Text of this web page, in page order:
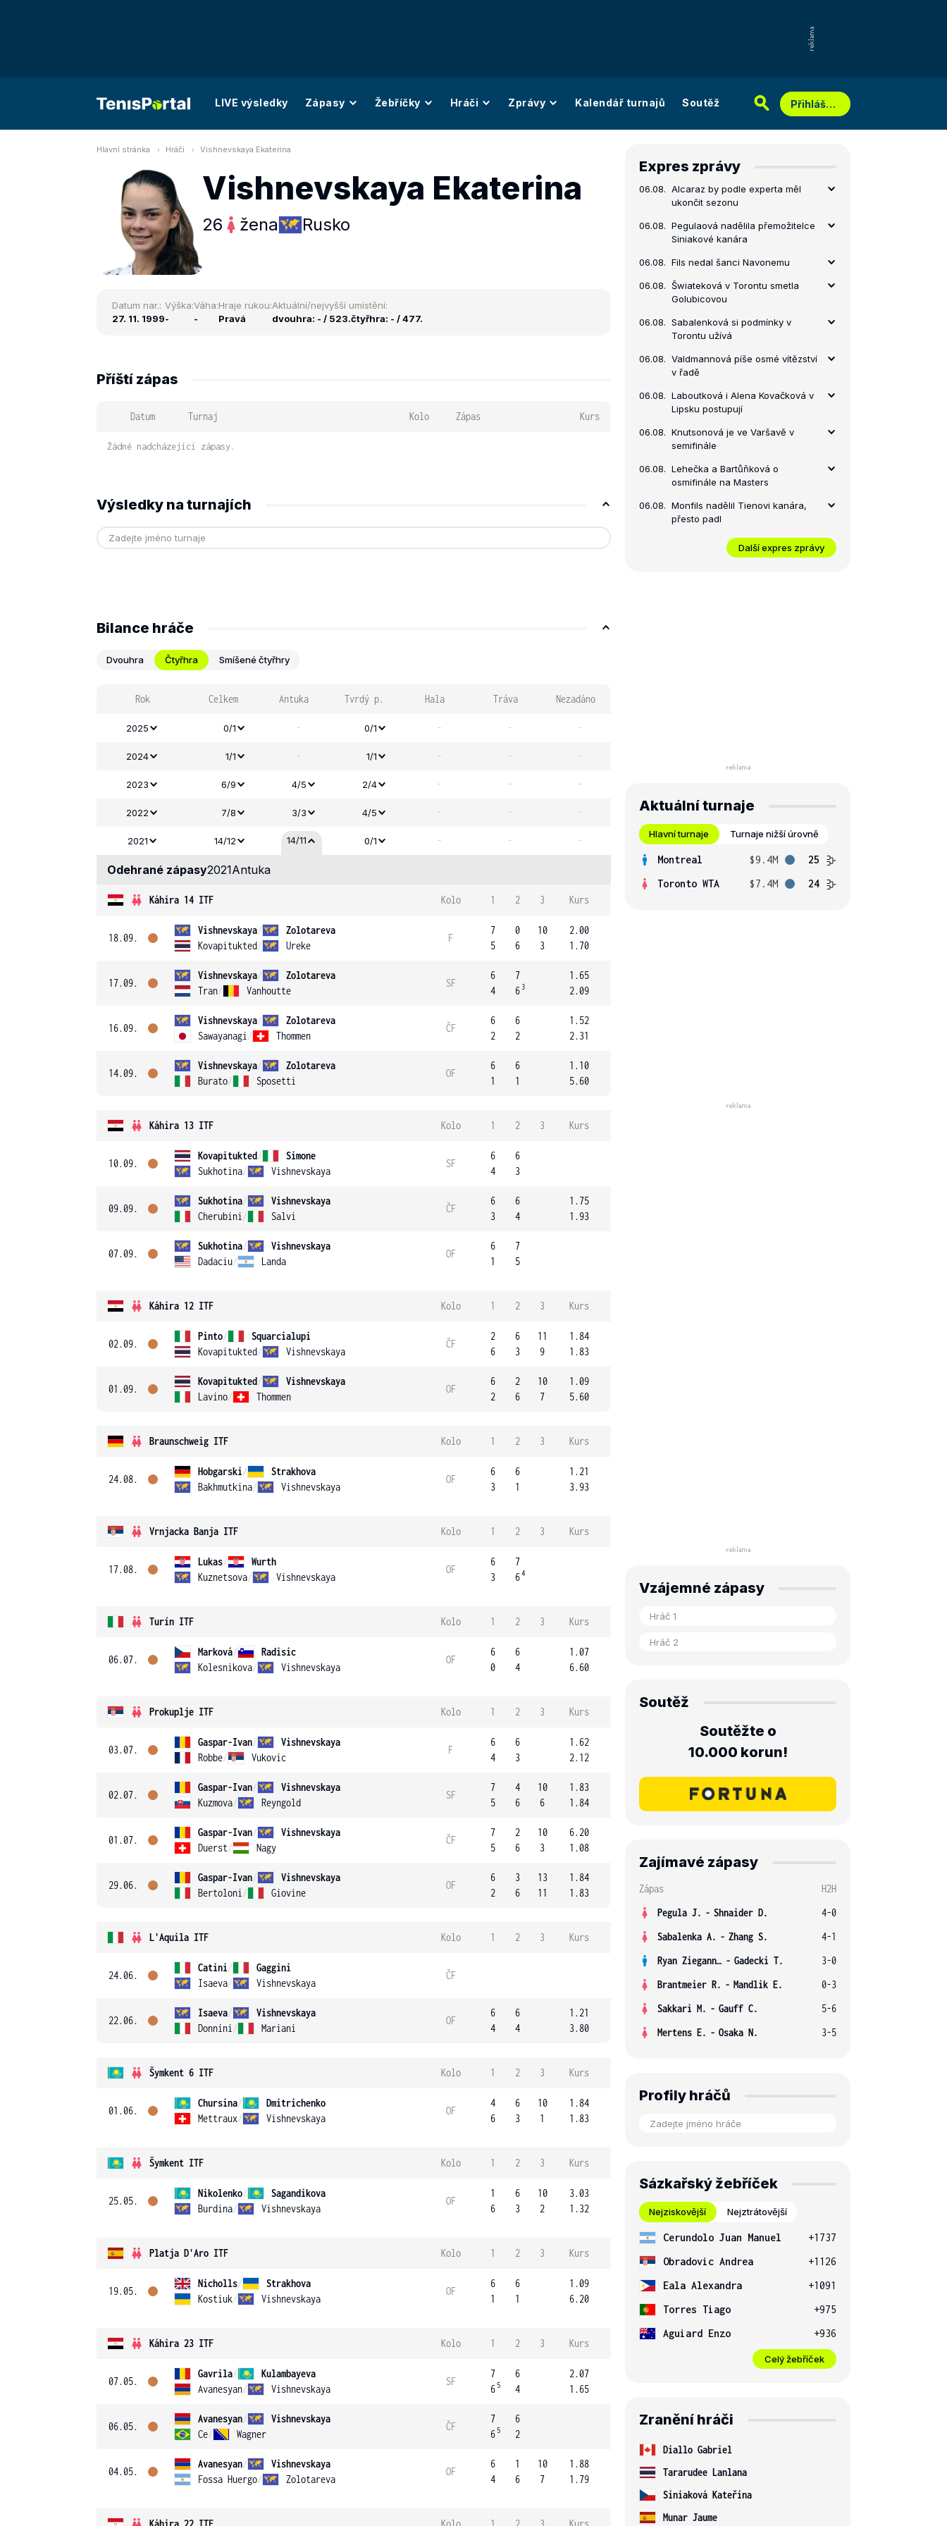
LIVE výsledky Zápasy Žebříčky Hráči Zprávy Kalendář turnajů Soutěž Přihlášení
Hlavní stránka Hráči Vishnevskaya Ekaterina
Vishnevskaya Ekaterina
26 žena Rusko
Datum nar.:
27. 11. 1999
Výška:
-
Váha:
-
Hraje rukou:
Pravá
Aktuální/nejvyšší umístění:
dvouhra: - / 523.čtyřhra: - / 477.
Příští zápas
Datum Turnaj Kolo Zápas Kurs
Žádné nadcházející zápasy.
Výsledky na turnajích
Bilance hráče
Dvouhra Čtyřhra Smíšené čtyřhry
Rok Celkem Antuka Tvrdý p. Hala Tráva Nezadáno
2025 0/1 - 0/1 - - -
2024 1/1 - 1/1 - - -
2023 6/9 4/5 2/4 - - -
2022 7/8 3/3 4/5 - - -
2021 14/12 14/11 0/1 - - -
Odehrané zápasy2021Antuka
Káhira 14 ITF Kolo 1 2 3 Kurs
18.09.
Vishnevskaya/
Zolotareva
Kovapitukted/ Ureke
F
7
5
0
6
10
3
2.00
1.70
17.09.
Vishnevskaya/
Zolotareva
Tran/ Vanhoutte
SF
6
4
7
6 3
1.65
2.09
16.09.
Vishnevskaya/
Zolotareva
Sawayanagi / Thommen
ČF
6
2
6
2
1.52
2.31
14.09.
Vishnevskaya/
Zolotareva
Burato/ Sposetti
OF
6
1
6
1
1.10
5.60
Káhira 13 ITF Kolo 1 2 3 Kurs
10.09.
Kovapitukted/
Simone
Sukhotina/ Vishnevskaya
SF
6
4
6
3
09.09.
Sukhotina/
Vishnevskaya
Cherubini / Salvi
ČF
6
3
6
4
1.75
1.93
07.09.
Sukhotina/
Vishnevskaya
Dadaciu/ Landa
OF
6
1
7
5
Káhira 12 ITF Kolo 1 2 3 Kurs
02.09.
Pinto/
Squarcialupi
Kovapitukted/ Vishnevskaya
ČF
2
6
6
3
11
9
1.84
1.83
01.09.
Kovapitukted/
Vishnevskaya
Lavino/ Thommen
OF
6
2
2
6
10
7
1.09
5.60
Braunschweig ITF Kolo 1 2 3 Kurs
24.08.
Hobgarski/
Strakhova
Bakhmutkina/ Vishnevskaya
OF
6
3
6
1
1.21
3.93
Vrnjacka Banja ITF Kolo 1 2 3 Kurs
17.08.
Lukas/
Wurth
Kuznetsova/ Vishnevskaya
OF
6
3
7
64
Turín ITF Kolo 1 2 3 Kurs
06.07.
Marková/
Radisic
Kolesnikova/ Vishnevskaya
OF
6
0
6
4
1.07
6.60
Prokuplje ITF Kolo 1 2 3 Kurs
03.07.
Gaspar-Ivan/
Vishnevskaya
Robbe/ Vukovic
F
6
4
6
3
1.62
2.12
02.07.
Gaspar-Ivan/
Vishnevskaya
Kuzmova/ Reyngold
SF
7
5
4
6
10
6
1.83
1.84
01.07.
Gaspar-Ivan/
Vishnevskaya
Duerst/ Nagy
ČF
7
5
2
6
10
3
6.20
1.08
29.06.
Gaspar-Ivan/
Vishnevskaya
Bertoloni / Giovine
OF
6
2
3
6
13
11
1.84
1.83
L'Aquila ITF Kolo 1 2 3 Kurs
24.06.
Catini/
Gaggini
Isaeva/ Vishnevskaya
ČF
22.06.
Isaeva/
Vishnevskaya
Donnini / Mariani
OF
6
4
6
4
1.21
3.80
Šymkent 6 ITF Kolo 1 2 3 Kurs
01.06.
Chursina/
Dmitrichenko
Mettraux/ Vishnevskaya
OF
4
6
6
3
10
1
1.84
1.83
Šymkent ITF Kolo 1 2 3 Kurs
25.05.
Nikolenko/
Sagandikova
Burdina/ Vishnevskaya
OF
1
6
6
3
10
2
3.03
1.32
Platja D'Aro ITF Kolo 1 2 3 Kurs
19.05.
Nicholls/
Strakhova
Kostiuk/ Vishnevskaya
OF
6
1
6
1
1.09
6.20
Káhira 23 ITF Kolo 1 2 3 Kurs
07.05.
Gavrila/
Kulambayeva
Avanesyan/ Vishnevskaya
SF
7
6 5
6
4
2.07
1.65
06.05.
Avanesyan/
Vishnevskaya
Ce/ Wagner
ČF
7
6 5
6
2
04.05.
Avanesyan/
Vishnevskaya
Fossa Huergo/ Zolotareva
OF
6
4
1
6
10
7
1.88
1.79
Káhira 22 ITF Kolo 1 2 3 Kurs
Expres zprávy
06.08. Alcaraz by podle experta měl
ukončit sezonu
06.08. Pegulaová nadělila přemožitelce
Siniakové kanára
06.08. Fils nedal šanci Navonemu
06.08. Šwiateková v Torontu smetla
Golubicovou
06.08. Sabalenková si podmínky v
Torontu užívá
06.08. Valdmannová píše osmé vítězství
v řadě
06.08. Laboutková i Alena Kovačková v
Lipsku postupují
06.08. Knutsonová je ve Varšavě v
semifinále
06.08. Lehečka a Bartůňková o
osmifinále na Masters
06.08. Monfils nadělil Tienovi kanára,
přesto padl
Další expres zprávy
Aktuální turnaje
Hlavní turnaje Turnaje nižší úrovně
Montreal $9.4M
25
Toronto WTA
$7.4M 24
Vzájemné zápasy
Soutěž
Soutěžte o
10.000 korun!
Zajímavé zápasy
Zápas
H2H
Pegula J. - Shnaider D.
4-0
Sabalenka A. - Zhang S.
4-1
Ryan Ziegann S. - Gadecki T.
3-0
Brantmeier R. - Mandlik E.
0-3
Sakkari M. - Gauff C.
5-6
Mertens E. - Osaka N. 3-5
Profily hráčů
Sázkařský žebříček
Nejziskovější Nejztrátovější
Cerundolo Juan Manuel
+1737
Obradovic Andrea
+1126
Eala Alexandra
+1091
Torres Tiago
+975
Aguiard Enzo
+936
Celý žebříček
Zranění hráči
Diallo Gabriel
Tararudee Lanlana
Siniaková Kateřina
Munar Jaume